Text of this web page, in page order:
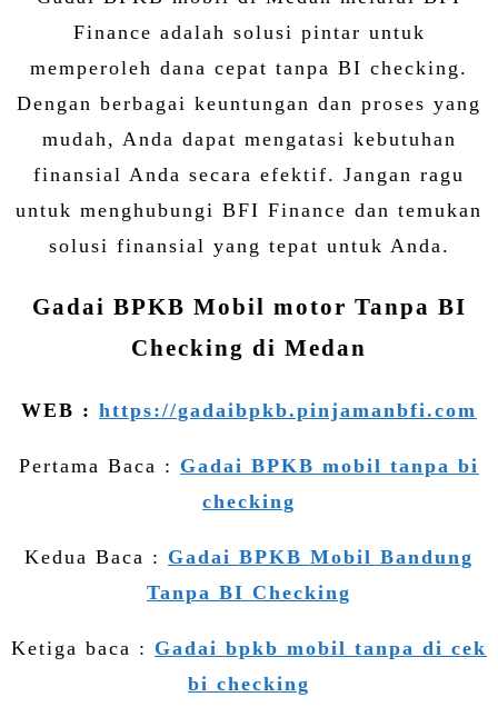
Finance adalah solusi pintar untuk
memperoleh dana cepat tanpa BI checking.
Dengan berbagai keuntungan dan proses yang
mudah, Anda dapat mengatasi kebutuhan
finansial Anda secara efektif. Jangan ragu
untuk menghubungi BFI Finance dan temukan
solusi finansial yang tepat untuk Anda.
Gadai BPKB Mobil motor Tanpa BI
Checking di Medan
WEB : https://gadaibpkb.pinjamanbfi.com
Pertama Baca : Gadai BPKB mobil tanpa bi
checking
Kedua Baca : Gadai BPKB Mobil Bandung
Tanpa BI Checking
Ketiga baca : Gadai bpkb mobil tanpa di cek
bi checking